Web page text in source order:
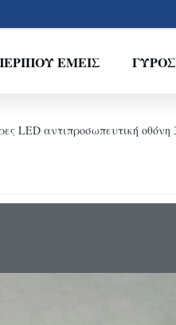
ΕΜΕΊΣ
LED αντιπροσωπευτική